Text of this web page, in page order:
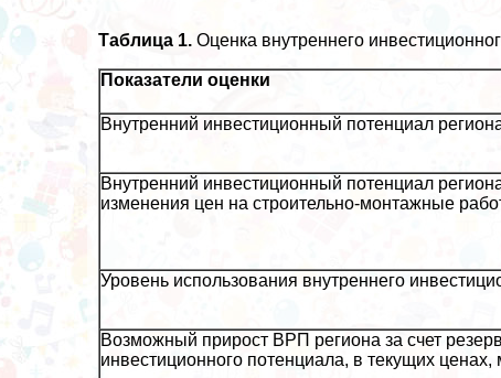
Таблица 1. Оценка внутреннего
Показатели оценки
Внутренний инвестиционный потенциал
Внутренний инвестиционный потенциал
изменения цен на строительно-монтажные
Уровень использования внутреннего
Возможный прирост ВРП региона за счет
инвестиционного потенциала, в текущих ценах,